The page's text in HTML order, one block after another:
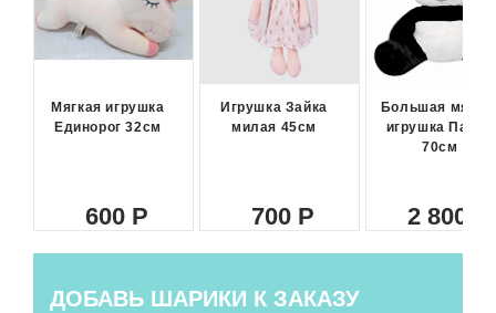
Мягкая игрушка
Единорог 32см
600
Игрушка Зайка
милая 45см
700
Большая
игрушка Панда
70см
2 800
ДОБАВЬ ШАРИКИ К ЗАКАЗУ